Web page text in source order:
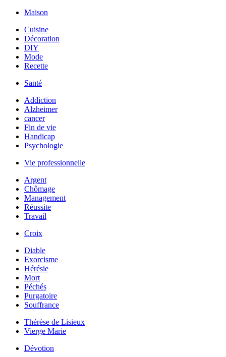
Maison
Cuisine
Décoration
DIY
Mode
Recette
Santé
Addiction
Alzheimer
cancer
Fin de vie
Handicap
Psychologie
Vie professionnelle
Argent
Chômage
Management
Réussite
Travail
Croix
Diable
Exorcisme
Hérésie
Mort
Péchés
Purgatoire
Souffrance
Thérèse de Lisieux
Vierge Marie
Dévotion